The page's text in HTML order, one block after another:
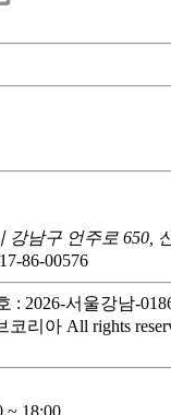
강남구 언주로 650,
86-00576
: 2026-서울강남-
코리아 All rights
~ 18:00